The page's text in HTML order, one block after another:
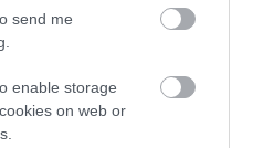
send me
enable storage
on web or
köszönhető az emberi